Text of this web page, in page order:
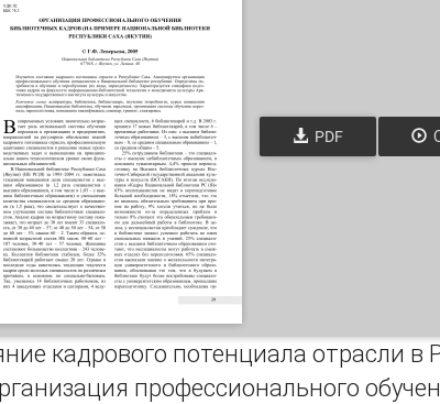
PDF
кадрового потенциала отрасли в
профессионального